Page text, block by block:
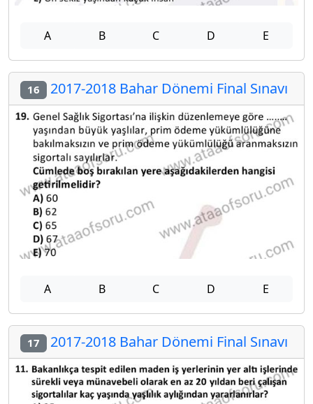
A B C D E
16 2017-2018 Bahar Dönemi Final Sınavı
A B C D E
17 2017-2018 Bahar Dönemi Final Sınavı